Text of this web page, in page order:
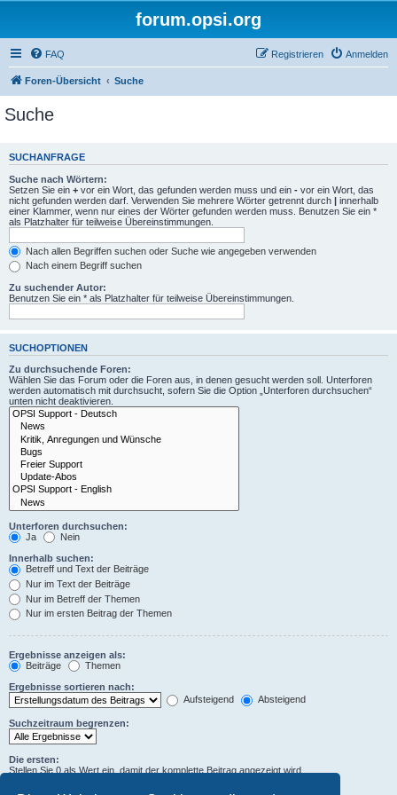
forum.opsi.org
FAQ Anmelden
Registrieren
Foren-Übersicht Suche
Suche
SUCHANFRAGE
Suche nach Wörtern:
Setzen Sie ein + vor ein Wort, das gefunden werden muss und ein - vor ein Wort, das
nicht gefunden werden darf. Verwenden Sie mehrere Wörter getrennt durch | innerhalb
einer Klammer, wenn nur eines der Wörter gefunden werden muss. Benutzen Sie ein *
als Platzhalter für teilweise Übereinstimmungen.
Nach allen Begriffen suchen oder Suche wie angegeben verwenden
Nach einem Begriff suchen
Zu suchender Autor:
Benutzen Sie ein * als Platzhalter für teilweise Übereinstimmungen.
SUCHOPTIONEN
Zu durchsuchende Foren:
Wählen Sie das Forum oder die Foren aus, in denen gesucht werden soll. Unterforen
werden automatisch mit durchsucht, sofern Sie die Option „Unterforen durchsuchen“
unten nicht deaktivieren.
Unterforen durchsuchen:
Ja
Nein
Innerhalb suchen:
Betreff und Text der Beiträge
Nur im Text der Beiträge
Nur im Betreff der Themen
Nur im ersten Beitrag der Themen
Ergebnisse anzeigen als:
Beiträge
Themen
Ergebnisse sortieren nach:
Aufsteigend
Absteigend
Suchzeitraum begrenzen:
Die ersten:
Stellen Sie 0 als Wert ein, damit der komplette Beitrag angezeigt wird.